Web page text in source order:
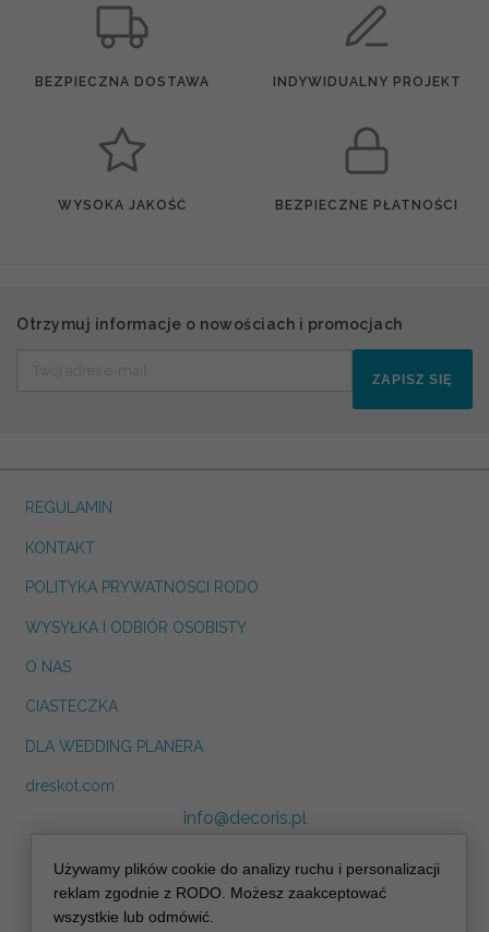
BEZPIECZNA DOSTAWA INDYWIDUALNY PROJEKT
WYSOKA JAKOŚĆ BEZPIECZNE PŁATNOŚCI
Otrzymuj informacje o nowościach i promocjach
ZAPISZ SIĘ
REGULAMIN
KONTAKT
POLITYKA PRYWATNOSCI RODO
WYSYŁKA I ODBIÓR OSOBISTY
O NAS
CIASTECZKA
DLA WEDDING PLANERA
dreskot.com
info@decoris.pl
Używamy plików cookie do analizy ruchu i personalizacji
reklam zgodnie z RODO. Możesz zaakceptować
wszystkie lub odmówić.